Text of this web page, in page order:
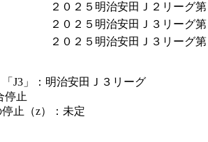
２０２５明治安田Ｊ２リーグ
２０２５明治安田Ｊ３リーグ
２０２５明治安田Ｊ３リーグ
J3」：明治安田Ｊ３リーグ
停止
止（z）：未定